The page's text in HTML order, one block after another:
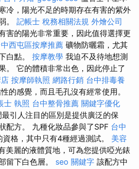
冷，陽光不足的時期存在有害的紫外
。 記帳士 稅務相關法規 外燴公司
害的陽光非常重要，因此值得選擇更
西屯區按摩推薦 礦物防曬霜，尤其
白點。 按摩教學 我迫不及待地想測
。 它的體積非常出色，因此停止了
按摩師執照 網路行銷 台中排毒養
的感覺，而且毛孔沒有經常使用。
士 執照 台中整骨推薦 關鍵字優化
引人注目的區別是提供廣泛的保
配方。 九種化妝品參與了SPF 台中
格，其中只有4種經過測試。 美容
美麗的液體質地，可為您提供啞光錶
留下白色層。 seo 關鍵字 該配方中